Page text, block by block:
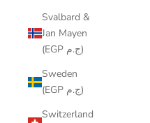
Svalbard &
Jan Mayen
(EGP ج.م)
Sweden
(EGP ج.م)
Switzerland